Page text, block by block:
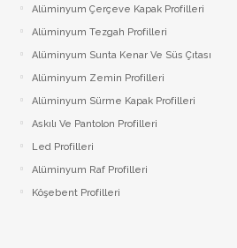
Alüminyum Çerçeve Kаpаk Profilleri
Alüminyum Tezgah Profilleri
Alüminyum Sunta Kenar Ve Süs Çıtası
Alüminyum Zemin Profilleri
Alüminyum Sürme Kapak Profilleri
Askılı Ve Pantolon Profilleri
Led Profilleri
Alüminyum Raf Profilleri
Köşebent Profilleri